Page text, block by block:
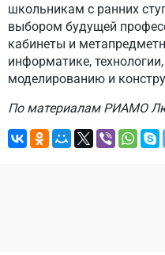
школьникам с ранних
выбором будущей
кабинеты и
информатике,
моделированию и
По материалам РИАМО